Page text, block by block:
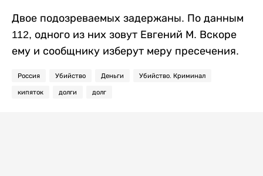
Двое подозреваемых задержаны. По данным
112, одного из них зовут Евгений М. Вскоре
ему и сообщнику изберут меру пресечения.
Россия Убийство Деньги Убийство. Криминал
кипяток долги долг